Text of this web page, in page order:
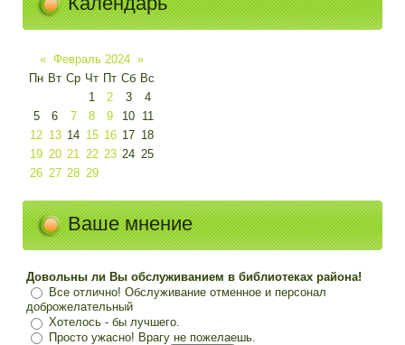
« Февраль 2024 »
Пн Вт Ср Чт Пт Сб Вс
1
2 3
4
5
6 7 8 9 10 11
12 13 14 15 16 17 18
19 20 21 22 23 24 25
26 27 28 29
Ваше мнение
Довольны ли Вы обслуживанием в библиотеках района!
Все отлично! Обслуживание отменное и персонал
доброжелательный
Хотелось - бы лучшего.
Просто ужасно! Врагу не пожелаешь.